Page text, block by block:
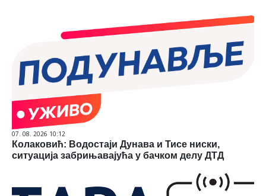
07. 08. 2026 10:12
Колаковић: Водостаји Дунава и Тисе ниски,
ситуација забрињавајућа у бачком делу ДТД